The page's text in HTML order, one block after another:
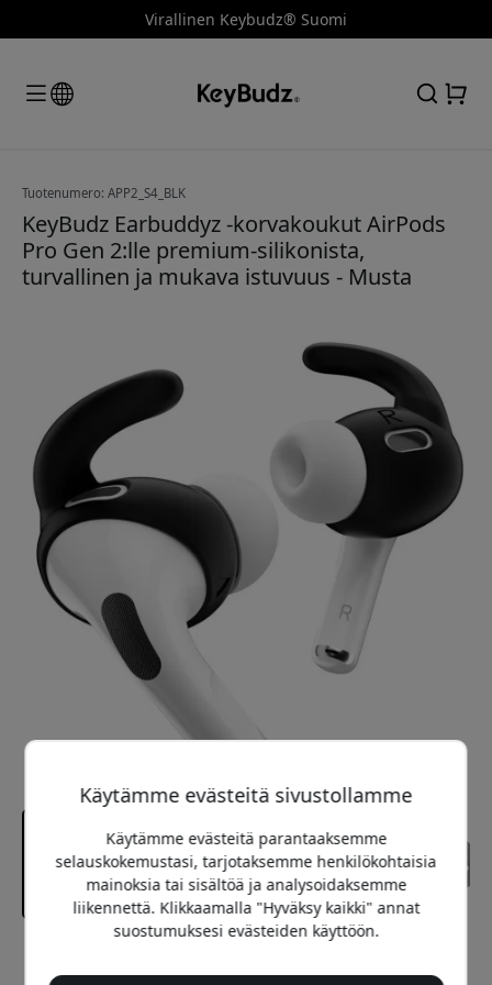
Virallinen Keybudz® Suomi
Tuotenumero: APP2_S4_BLK
KeyBudz Earbuddyz -korvakoukut AirPods
Pro Gen 2:lle premium-silikonista,
turvallinen ja mukava istuvuus - Musta
Käytämme evästeitä sivustollamme
Käytämme evästeitä parantaaksemme
selauskokemustasi, tarjotaksemme henkilökohtaisia
mainoksia tai sisältöä ja analysoidaksemme
liikennettä. Klikkaamalla "Hyväksy kaikki" annat
suostumuksesi evästeiden käyttöön.